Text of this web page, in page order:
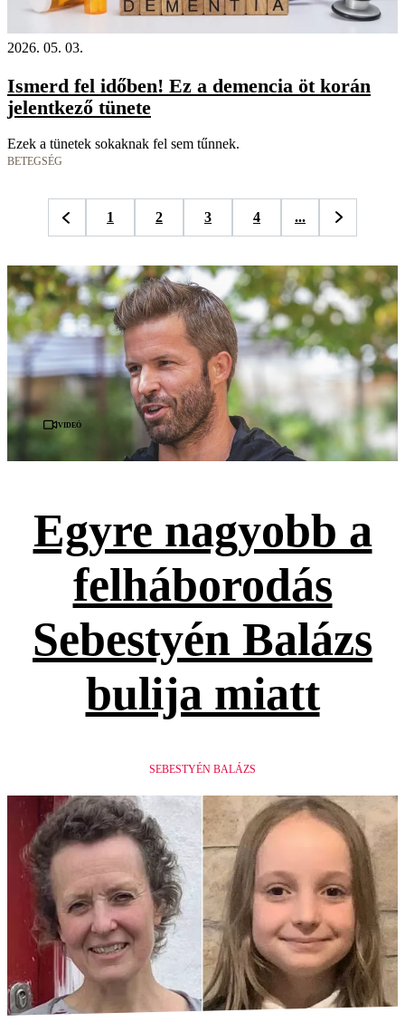
2026. 05. 03.
Ismerd fel időben! Ez a demencia öt korán
jelentkező tünete
Ezek a tünetek sokaknak fel sem tűnnek.
BETEGSÉG
1 2 3 4 ...
Videó
Egyre nagyobb a
felháborodás
Sebestyén Balázs
bulija miatt
SEBESTYÉN BALÁZS